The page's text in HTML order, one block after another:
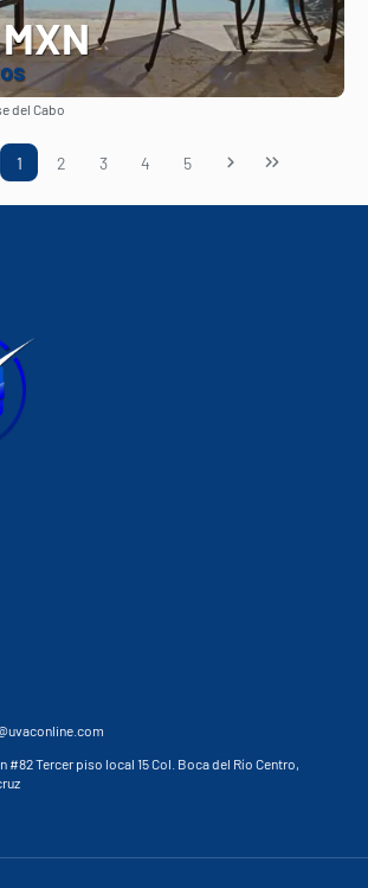
del Cabo
1 2 3 4 5
#82 Tercer piso local 15 Col. Boca del Río Centro,